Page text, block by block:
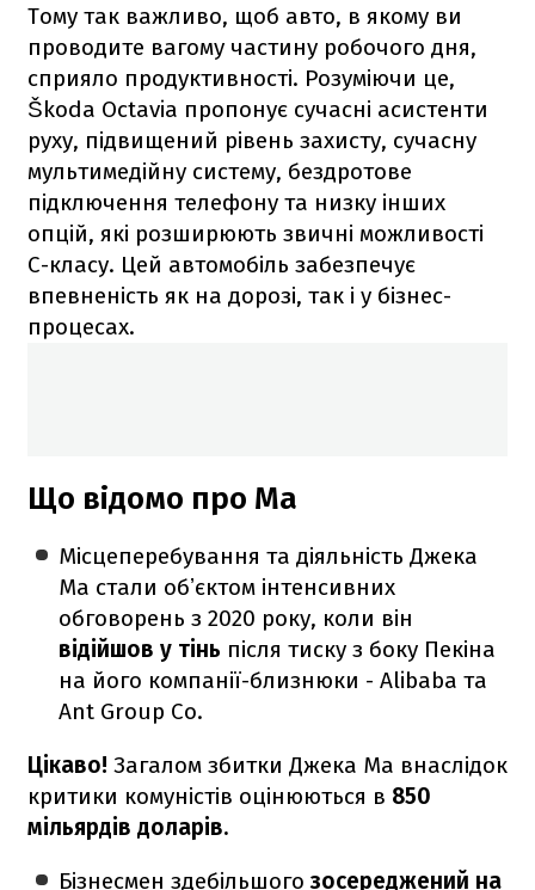
Тому так важливо, щоб авто, в якому ви
проводите вагому частину робочого дня,
сприяло продуктивності. Розуміючи це,
Škoda Octavia пропонує сучасні асистенти
руху, підвищений рівень захисту, сучасну
мультимедійну систему, бездротове
підключення телефону та низку інших
опцій, які розширюють звичні можливості
С-класу. Цей автомобіль забезпечує
впевненість як на дорозі, так і у бізнес-
процесах.
Що відомо про Ма
Місцеперебування та діяльність Джека
Ма стали обʼєктом інтенсивних
обговорень з 2020 року, коли він
відійшов у тінь після тиску з боку Пекіна
на його компанії-близнюки - Alibaba та
Ant Group Co.
Цікаво! Загалом збитки Джека Ма внаслідок
критики комуністів оцінюються в 850
мільярдів доларів.
Бізнесмен здебільшогозосереджений на